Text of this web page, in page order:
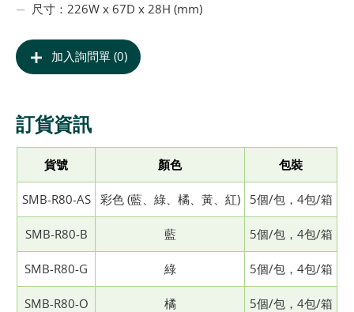
尺寸：226W x 67D x 28H (mm)
加入詢問單 (0)
訂貨資訊
貨號 顏色 包裝
SMB-R80-AS 彩色 (藍、綠、橘、黃、紅) 5個/包，4包/箱
SMB-R80-B 藍 5個/包，4包/箱
SMB-R80-G 綠 5個/包，4包/箱
SMB-R80-O 橘 5個/包，4包/箱